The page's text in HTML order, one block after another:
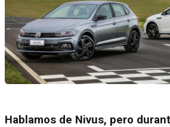
Hablamos de Nivus, pero